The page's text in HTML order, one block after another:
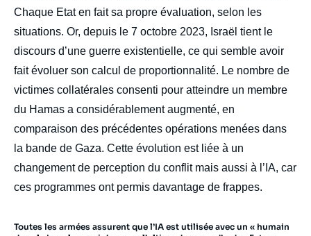
Chaque Etat en fait sa propre évaluation, selon les
situations. Or, depuis le 7 octobre 2023, Israël tient le
discours d’une guerre existentielle, ce qui semble avoir
fait évoluer son calcul de proportionnalité. Le nombre de
victimes collatérales consenti pour atteindre un membre
du Hamas a considérablement augmenté, en
comparaison des précédentes opérations menées dans
la bande de Gaza. Cette évolution est liée à un
changement de perception du conflit mais aussi à l’IA, car
ces programmes ont permis davantage de frappes.
Toutes les armées assurent que l’IA est utilisée avec un « humain